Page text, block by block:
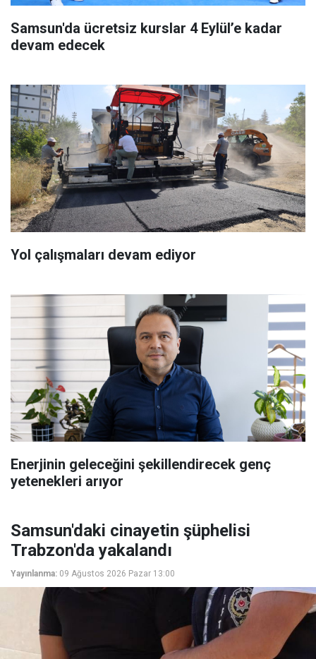
Samsun'da ücretsiz kurslar 4 Eylül’e kadar
devam edecek
Yol çalışmaları devam ediyor
Enerjinin geleceğini şekillendirecek genç
yetenekleri arıyor
Samsun'daki cinayetin şüphelisi
Trabzon'da yakalandı
Yayınlanma: 09 Ağustos 2026 Pazar 13:00